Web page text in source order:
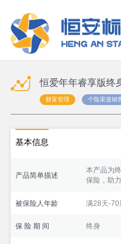
恒爱年年睿享版终
财富管理 个险渠道销
基本信息
产品简单描述
本产品为
保险，助
被保险人年龄 满28天-70
保 险 期 间 终身